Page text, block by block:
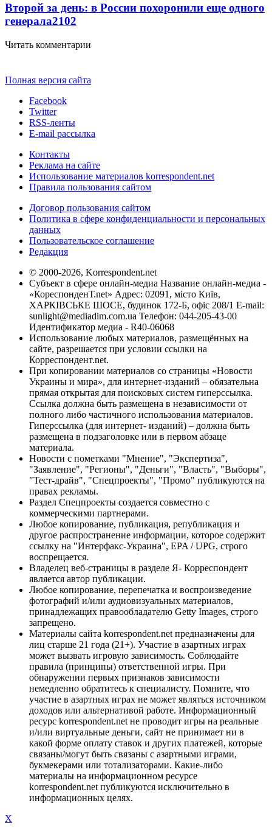
Второй за день: в России похоронили еще одного
генерала2102
Читать комментарии
Полная версия сайта
Facebook
Twitter
RSS-ленты
E-mail рассылка
Контакты
Реклама на сайте
Использование материалов korrespondent.net
Правила пользования сайтом
Договор пользования сайтом
Политика в сфере конфиденциальности и персональных
данных
Пользовательское соглашение
Редакция
© 2000-2026, Korrespondent.net
Субъект в сфере онлайн-медиа Название онлайн-медиа -
«КореспонденТ.net» Адрес: 02091, місто Київ,
ХАРКІВСЬКЕ ШОСЕ, будинок 172-Б, офіс 208/1 E-mail:
sunlight@mediadim.com.ua Телефон: 044-205-43-00
Идентификатор медиа - R40-06068
Использование любых материалов, размещённых на
сайте, разрешается при условии ссылки на
Корреспондент.net.
При копировании материалов со страницы «Новости
Украины и мира», для интернет-изданий – обязательна
прямая открытая для поисковых систем гиперссылка.
Ссылка должна быть размещена в независимости от
полного либо частичного использования материалов.
Гиперссылка (для интернет- изданий) – должна быть
размещена в подзаголовке или в первом абзаце
материала.
Новости с пометками "Мнение", "Экспертиза",
"Заявление", "Регионы", "Деньги", "Власть", "Выборы",
"Тест-драйв", "Спецпроекты", "Промо" публикуются на
правах рекламы.
Раздел Спецпроекты создается совместно с
коммерческими партнерами.
Любое копирование, публикация, републикация и
другое распространение информации, которое содержит
ссылку на "Интерфакс-Украина", EPA / UPG, строго
воспрещается.
Владелец веб-страницы в разделе Я- Корреспондент
является автор публикации.
Любое копирование, перепечатка и воспроизведение
фотографий и/или аудиовизуальных материалов,
принадлежащих правообладателю Getty Images, строго
запрещено.
Материалы сайта korrespondent.net предназначены для
лиц старше 21 года (21+). Участие в азартных играх
может вызвать игровую зависимость. Соблюдайте
правила (принципы) ответственной игры. При
обнаружении первых признаков зависимости
немедленно обратитесь к специалисту. Помните, что
участие в азартных играх не может являться источником
доходов или альтернативой работе. Информационный
ресурс korrespondent.net не проводит игры на реальные
и/или виртуальные деньги, сайт не принимает ни в
какой форме оплату ставок и других платежей, которые
связаны/могут быть связаны с азартными играми,
букмекерами или тотализаторами. Какие-либо
материалы на информационном ресурсе
korrespondent.net публикуются исключительно в
информационных целях.
X